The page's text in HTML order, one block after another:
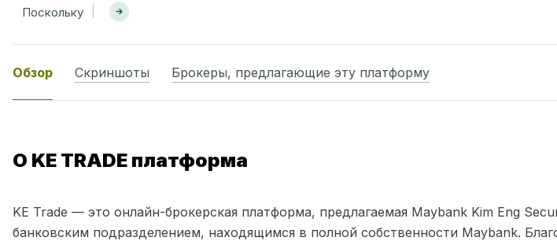
Поскольку
Обзор Скриншоты Брокеры, предлагающие эту платформу
О KE TRADE платформа
KE Trade — это онлайн-брокерская платформа, предлагаемая Maybank Kim Eng
банковским подразделением, находящимся в полной собственности Maybank.